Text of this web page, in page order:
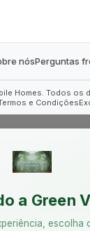
nósPerguntas
Homes. Todos os
e Condições
a Green
escolha